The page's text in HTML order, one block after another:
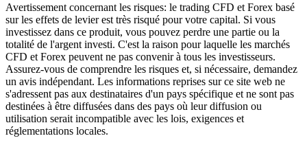
Avertissement concernant les risques: le trading CFD et Forex basé
sur les effets de levier est très risqué pour votre capital. Si vous
investissez dans ce produit, vous pouvez perdre une partie ou la
totalité de l'argent investi. C'est la raison pour laquelle les marchés
CFD et Forex peuvent ne pas convenir à tous les investisseurs.
Assurez-vous de comprendre les risques et, si nécessaire, demandez
un avis indépendant. Les informations reprises sur ce site web ne
s'adressent pas aux destinataires d'un pays spécifique et ne sont pas
destinées à être diffusées dans des pays où leur diffusion ou
utilisation serait incompatible avec les lois, exigences et
réglementations locales.